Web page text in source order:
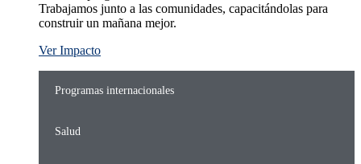
Trabajamos junto a las comunidades, capacitándolas para
construir un mañana mejor.
Ver Impacto
Programas internacionales
Salud